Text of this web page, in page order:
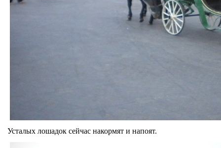
Усталых лошадок сейчас накормят и напоят.